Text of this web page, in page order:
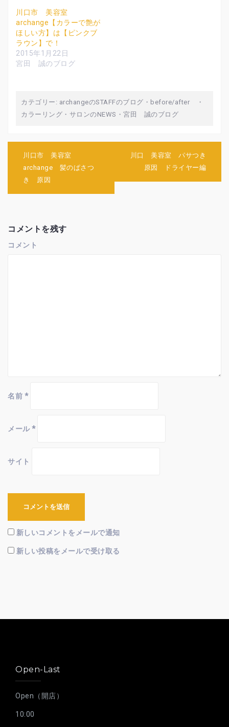
ウ
ィ
ン
ド
ウ
で
開
き
ま
す
て
く
だ
さ
い
(
新
し
い
ウ
開
ま
ウ
ィ
ン
ド
ウ
き
ま
す
川口市 美容室
archange【カラーで艶が
ほしい方】は【ピンクブ
ラウン】で！
2015年1月22日
宮田 誠のブログ
カテゴリー: archangeのSTAFFのブログ ・ before/after
・
カラーリング ・ サロンのNEWS ・ 宮田 誠のブログ
ゲ
ョ
ン
川口市 美容室
archange 髪のぱさつ
き 原因
川口 美容室 パサつき
原因 ドライヤー編
コメントを残す
コメント
名前 *
メール*
サイト
新しいコメントをメールで通知
新しい投稿をメールで受け取る
Open-Last
Open（開店）
10:00